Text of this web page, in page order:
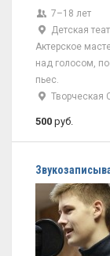
7–18 лет
Детская
Актерское
над голосом,
пьес.
Творческая
500 руб.